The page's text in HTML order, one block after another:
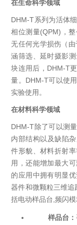
在生命科学领域
DHM-T系列为活体
相位测量(QPM)，
无任何光学损伤（
涵筛选、延时摄影
块连用后，DHM-T
量。DHM-T可以使
实验使用。
在材料科学领域
DHM-T除了可以测
内部结构以及缺陷
件形貌、材料折射
用，还能增加最大
的应用中拥有明显
器件和微颗粒三维
括电动样品台,频闪
样品台：